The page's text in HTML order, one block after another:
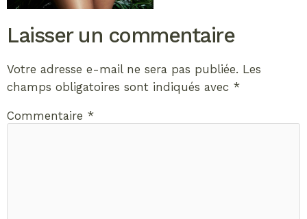
Laisser un commentaire
Votre adresse e-mail ne sera pas publiée. Les
champs obligatoires sont indiqués avec *
Commentaire *